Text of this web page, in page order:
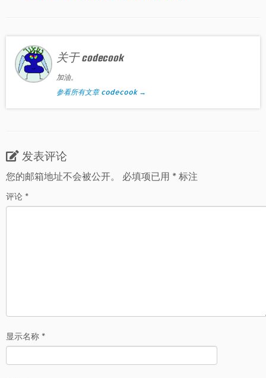
关于 codecook
加油。
参看所有文章 codecook →
发表评论
您的邮箱地址不会被公开。
必填项已用 *标注
评论 *
显示名称 *